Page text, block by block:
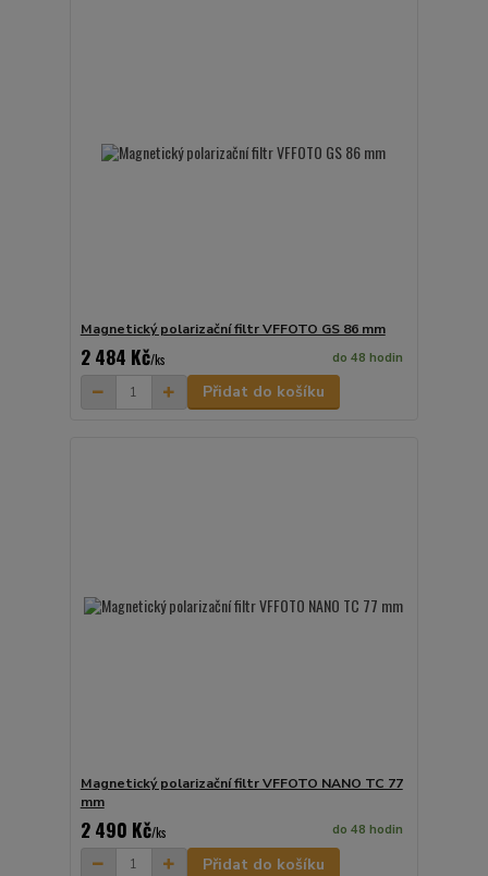
Magnetický polarizační filtr VFFOTO GS 86 mm
2 484 Kč/ks do 48 hodin
Přidat do košíku
Magnetický polarizační filtr VFFOTO NANO TC 77
mm
2 490 Kč/ks do 48 hodin
Přidat do košíku